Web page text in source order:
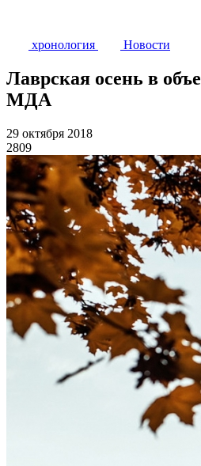
хронология Новости
Лаврская осень в
МДА
29 октября 2018
2809